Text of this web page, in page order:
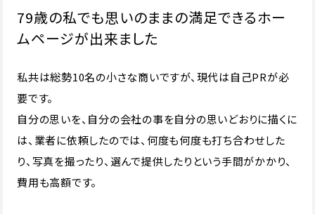
79歳の私でも思いのままの満足できるホー
ムページが出来ました
私共は総勢10名の小さな商いですが、現代は自己PRが必
要です。
自分の思いを、自分の会社の事を自分の思いどおりに描くに
は、業者に依頼したのでは、何度も何度も打ち合わせした
り、写真を撮ったり、選んで提供したりという手間がかかり、
費用も高額です。